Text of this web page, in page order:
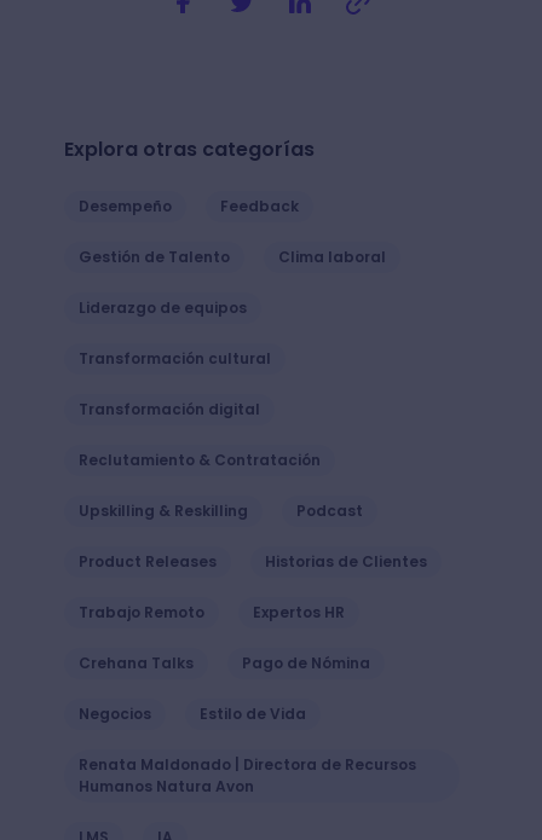
Explora otras categorías
Desempeño Feedback
Gestión de Talento Clima laboral
Liderazgo de equipos
Transformación cultural
Transformación digital
Reclutamiento & Contratación
Upskilling & Reskilling Podcast
Product Releases Historias de Clientes
Trabajo Remoto Expertos HR
Crehana Talks Pago de Nómina
Negocios Estilo de Vida
Renata Maldonado | Directora de Recursos
Humanos Natura Avon